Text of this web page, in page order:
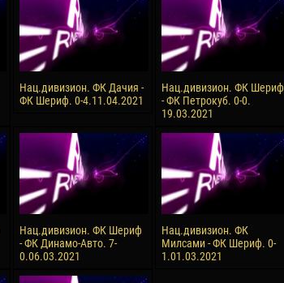
Нац.дивизион. ФК Дачия -
ФК Шериф. 0-4.11.04.2021
Нац.дивизион. ФК Шериф
- ФК Петрокуб. 0-0.
19.03.2021
Нац.дивизион. ФК Шериф
- ФК Динамо-Авто. 7-
0.06.03.2021
Нац.дивизион. ФК
Милсами - ФК Шериф. 0-
1.01.03.2021